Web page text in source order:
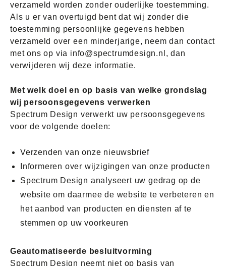
verzameld worden zonder ouderlijke toestemming.
Als u er van overtuigd bent dat wij zonder die
toestemming persoonlijke gegevens hebben
verzameld over een minderjarige, neem dan contact
met ons op via info@spectrumdesign.nl, dan
verwijderen wij deze informatie.
Met welk doel en op basis van welke grondslag
wij persoonsgegevens verwerken
Spectrum Design verwerkt uw persoonsgegevens
voor de volgende doelen:
Verzenden van onze nieuwsbrief
Informeren over wijzigingen van onze producten
Spectrum Design analyseert uw gedrag op de
website om daarmee de website te verbeteren en
het aanbod van producten en diensten af te
stemmen op uw voorkeuren
Geautomatiseerde besluitvorming
Spectrum Design neemt niet op basis van